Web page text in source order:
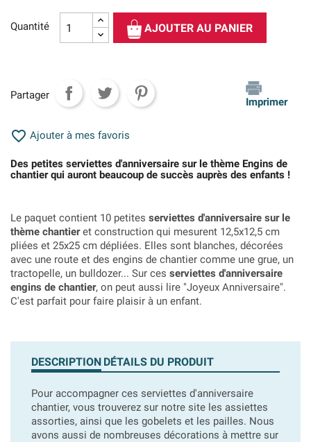
Quantité AJOUTER AU PANIER
Partager
Imprimer
 Ajouter à mes favoris
Des petites serviettes d'anniversaire sur le thème Engins de
chantier qui auront beaucoup de succès auprès des enfants !
Le paquet contient 10 petites serviettes d'anniversaire sur le
thème chantieret construction qui mesurent 12,5x12,5 cm
pliées et 25x25 cm dépliées. Elles sont blanches, décorées
avec une route et des engins de chantier comme une grue, un
tractopelle, un bulldozer... Sur ces serviettes d'anniversaire
engins de chantier, on peut aussi lire "Joyeux Anniversaire".
C'est parfait pour faire plaisir à un enfant.
DESCRIPTION DÉTAILS DU PRODUIT
Pour accompagner ces serviettes d'anniversaire
chantier, vous trouverez sur notre site les assiettes
assorties, ainsi que les gobelets et les pailles. Nous
avons aussi de nombreuses décorations à mettre sur